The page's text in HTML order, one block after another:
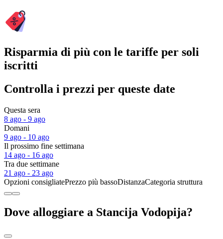
Risparmia di più con le tariffe per soli
iscritti
Controlla i prezzi per queste date
Questa sera
8 ago - 9 ago
Domani
9 ago - 10 ago
Il prossimo fine settimana
14 ago - 16 ago
Tra due settimane
21 ago - 23 ago
Opzioni consigliatePrezzo più bassoDistanzaCategoria struttura
Dove alloggiare a Stancija Vodopija?